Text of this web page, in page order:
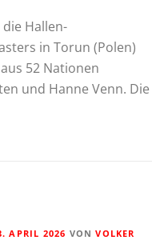
Hallen-
in Torun (Polen)
52 Nationen
und Hanne Venn. Die
APRIL 2026 VONVOLKER